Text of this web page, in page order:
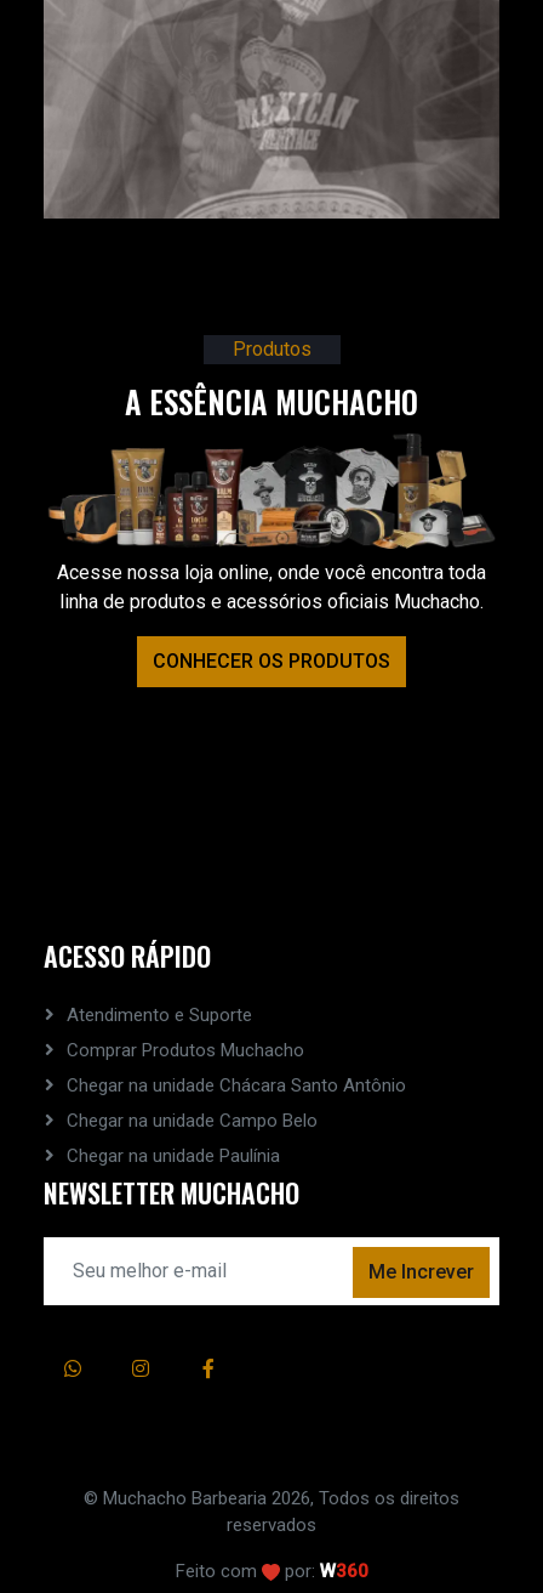
Produtos
A ESSÊNCIA MUCHACHO
Acesse nossa loja online, onde você encontra toda
linha de produtos e acessórios oficiais Muchacho.
CONHECER OS PRODUTOS
ACESSO RÁPIDO
Atendimento e Suporte
Comprar Produtos Muchacho
Chegar na unidade Chácara Santo Antônio
Chegar na unidade Campo Belo
Chegar na unidade Paulínia
NEWSLETTER MUCHACHO
Me Increver
© Muchacho Barbearia 2026, Todos os direitos
reservados
Feito com por: W360